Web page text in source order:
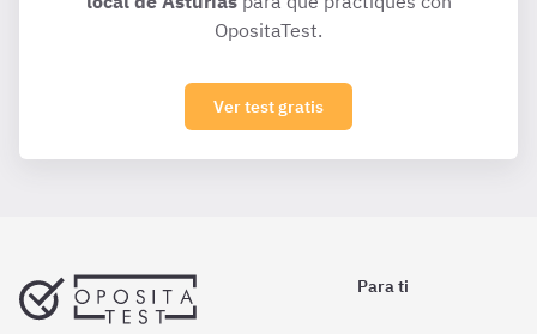
OpositaTest.
Ver test gratis
Para ti